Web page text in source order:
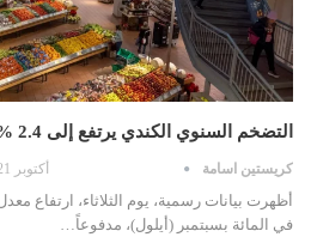
التضخم السنوي الكندي يرتفع إلى 2.4 % في سبتمبر
كريستين اسامة أكتوبر 21, 2025
في المائة بسبتمبر (أيلول)، مدفوعاً…